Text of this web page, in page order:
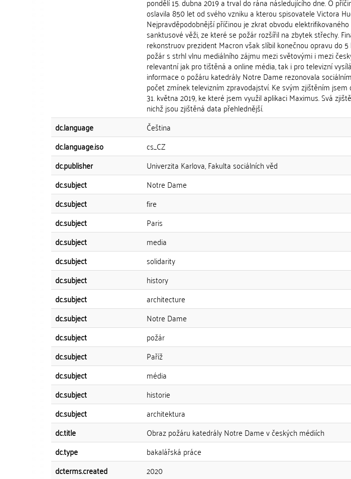
oslavila 850 let od svého vzniku a kterou spisovatele Victora
Nejpravděpodobnější příčinou je zkrat obvodu
sanktusové věži, ze které se požár rozšířil na zbytek střechy.
rekonstruov prezident Macron však slíbil konečnou opravu do
požár s strhl vlnu mediálního zájmu mezi světovými i mezi
relevantní jak pro tištěná a online média, tak i pro televizní
informace o požáru katedrály Notre Dame rezonovala
počet zmínek televizním zpravodajství. Ke svým zjištěním
31. května 2019, ke které jsem využil aplikaci Maximus. Svá
nichž jsou zjištěná data přehlednější.
dc.language Čeština
dc.language.iso
cs_CZ
dc.publisher
Univerzita Karlova, Fakulta sociálních věd
dc.subject
Notre Dame
dc.subject
fire
dc.subject
Paris
dc.subject
media
dc.subject
solidarity
dc.subject
history
dc.subject
architecture
dc.subject
Notre Dame
dc.subject
požár
dc.subject
Paříž
dc.subject
média
dc.subject
historie
dc.subject
architektura
dc.title
Obraz požáru katedrály Notre Dame v českých médiích
dc.type
bakalářská práce
dcterms.created
2020